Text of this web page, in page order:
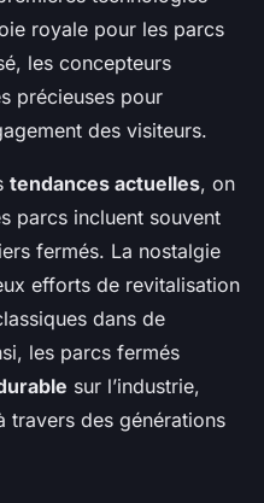
royale pour les parcs
les concepteurs
précieuses pour
des visiteurs.
tendances actuelles, on
parcs incluent souvent
fermés. La nostalgie
efforts de revitalisation
dans de
les parcs fermés
sur l’industrie,
travers des générations